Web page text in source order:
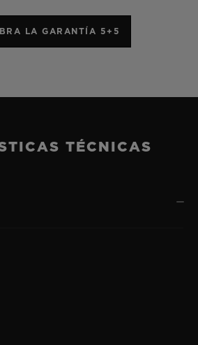
LA GARANTÍA 5+5
TÉCNICAS